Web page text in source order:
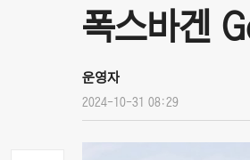
폭스바겐
운영자
2024-10-31 08:29